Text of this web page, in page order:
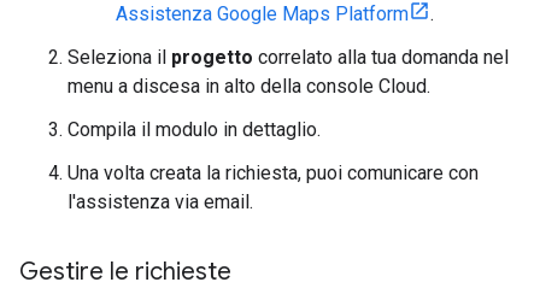
Assistenza Google Maps Platform
.
Seleziona il progetto correlato alla tua domanda nel
menu a discesa in alto della console Cloud.
Compila il modulo in dettaglio.
Una volta creata la richiesta, puoi comunicare con
l'assistenza via email.
Gestire le richieste